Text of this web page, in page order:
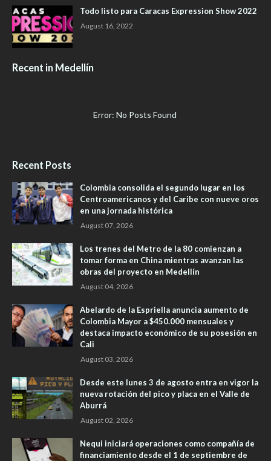
Todo listo para Caracas Expression Show 2022
August 16, 2022
Recent in Medellín
Error: No Posts Found
Recent Posts
Colombia consolida el segundo lugar en los
Centroamericanos y del Caribe con nueve oros
en una jornada histórica
August 07, 2026
Los trenes del Metro de la 80 comienzan a
tomar forma en China mientras avanzan las
obras del proyecto en Medellín
August 04, 2026
Abelardo de la Espriella anuncia aumento de
Colombia Mayor a $450.000 mensuales y
destaca impacto económico de su posesión en
Cali
August 03, 2026
Desde este lunes 3 de agosto entra en vigor la
nueva rotación del pico y placa en el Valle de
Aburrá
August 02, 2026
Nequi iniciará operaciones como compañía de
financiamiento desde el 1 de septiembre de